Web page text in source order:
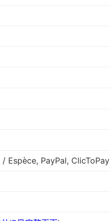
Espèce, PayPal, ClicToPay